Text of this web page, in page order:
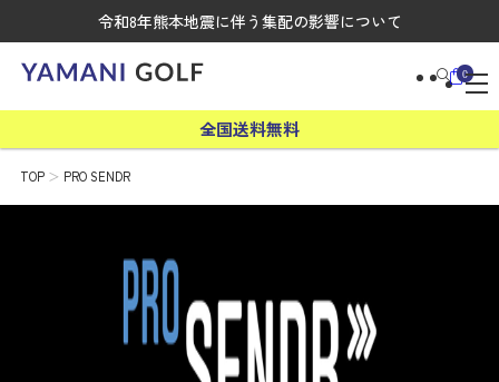
令和8年熊本地震に伴う集配の影響について
0
全国送料無料
TOP PRO SENDR